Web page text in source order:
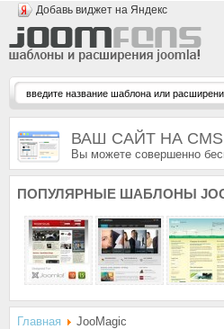
Добавь виджет на Яндекс
ВАШ САЙТ НА CMS
Вы можете совершенно
ПОПУЛЯРНЫЕ ШАБЛОНЫ
Главная JooMagic